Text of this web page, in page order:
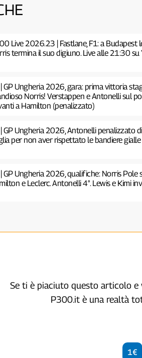
Live 2026.23 | Fastlane, F1: a Budapest
termina il suo digiuno. Live alle 21:30 su
GP Ungheria 2026, gara: prima vittoria
Norris! Verstappen e Antonelli sul
a Hamilton (penalizzato)
GP Ungheria 2026, Antonelli penalizzato
per non aver rispettato le bandiere
GP Ungheria 2026, qualifiche: Norris Pole
e Leclerc. Antonelli 4°. Lewis e Kimi
Se ti è piaciuto questo articolo
P300.it è una realtà
1€